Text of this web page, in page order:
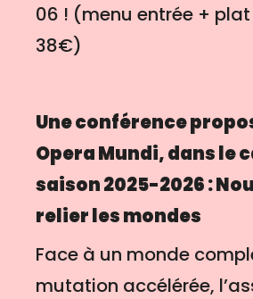
06 ! (menu entrée +
38€)
Une conférence
Opera Mundi, dans le
saison 2025-2026 :
relier les mondes
Face à un monde
mutation accélérée,